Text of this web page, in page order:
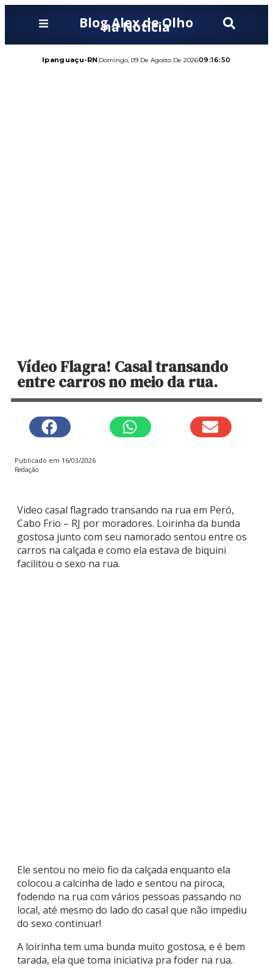
Blog Alex de Olho
na Notícia
Ipanguaçu-RN Domingo, 09 De Agosto De 202609:16:52
Vídeo Flagra! Casal transando
entre carros no meio da rua.
Publicado em 16/03/2026
Redação
Video casal flagrado transando na rua em Peró,
Cabo Frio – RJ por moradores. Loirinha da bunda
gostosa junto com seu namorado sentou entre os
carros na calçada e como ela estava de biquini
facilitou o sexo na rua.
Ele sentou no meio fio da calçada enquanto ela
colocou a calcinha de lado e sentou na piroca,
fodendo na rua com vários pessoas passando no
local, até mesmo do lado do casal que não impediu
do sexo continuar!
A loirinha tem uma bunda muito gostosa, e é bem
tarada, ela que toma iniciativa pra foder na rua.